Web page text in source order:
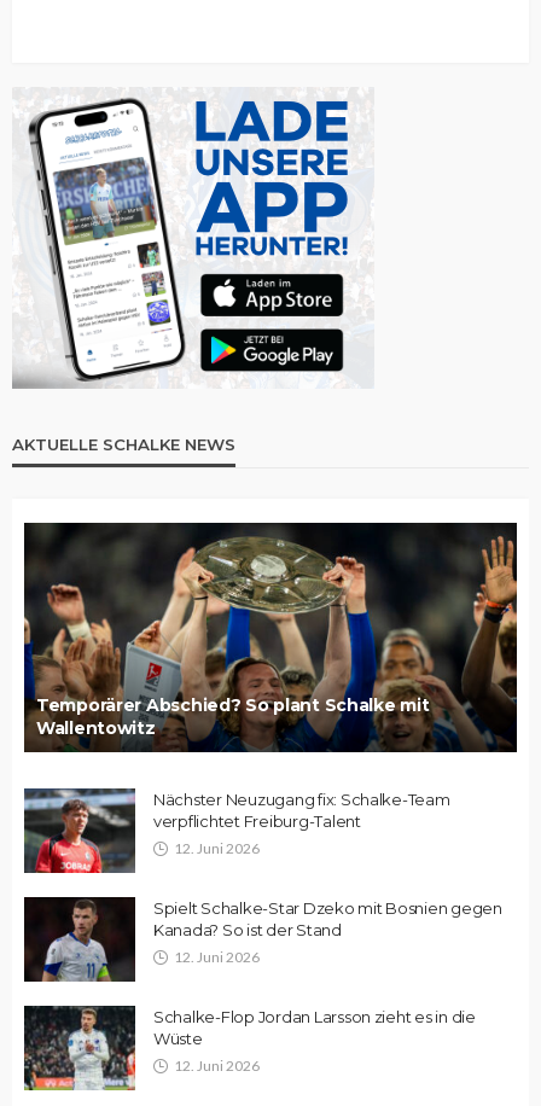
AKTUELLE SCHALKE NEWS
Temporärer Abschied? So plant Schalke mit
Wallentowitz
Nächster Neuzugang fix: Schalke-Team
verpflichtet Freiburg-Talent
12. Juni 2026
Spielt Schalke-Star Dzeko mit Bosnien gegen
Kanada? So ist der Stand
12. Juni 2026
Schalke-Flop Jordan Larsson zieht es in die
Wüste
12. Juni 2026